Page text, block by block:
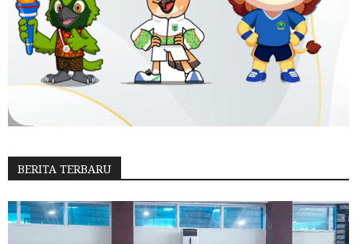
BERITA TERBARU